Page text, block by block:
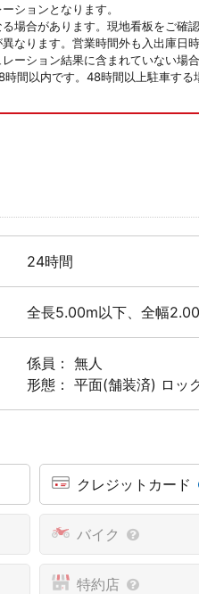
ションとなります。
場合があります。現地看板をご確認
なります。営業時間外も入出庫日
ーション結果に含まれていない場合
間以内です。48時間以上駐車する
24時間
全長5.00m以下、全幅
係員： 無人
形態： 平面(舗装済) ロッ
クレジットカード
バイク
特約店